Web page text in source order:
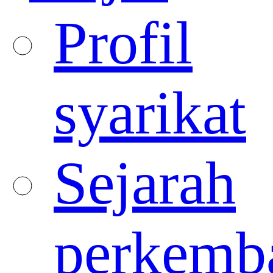
Profil
syarikat
Sejarah